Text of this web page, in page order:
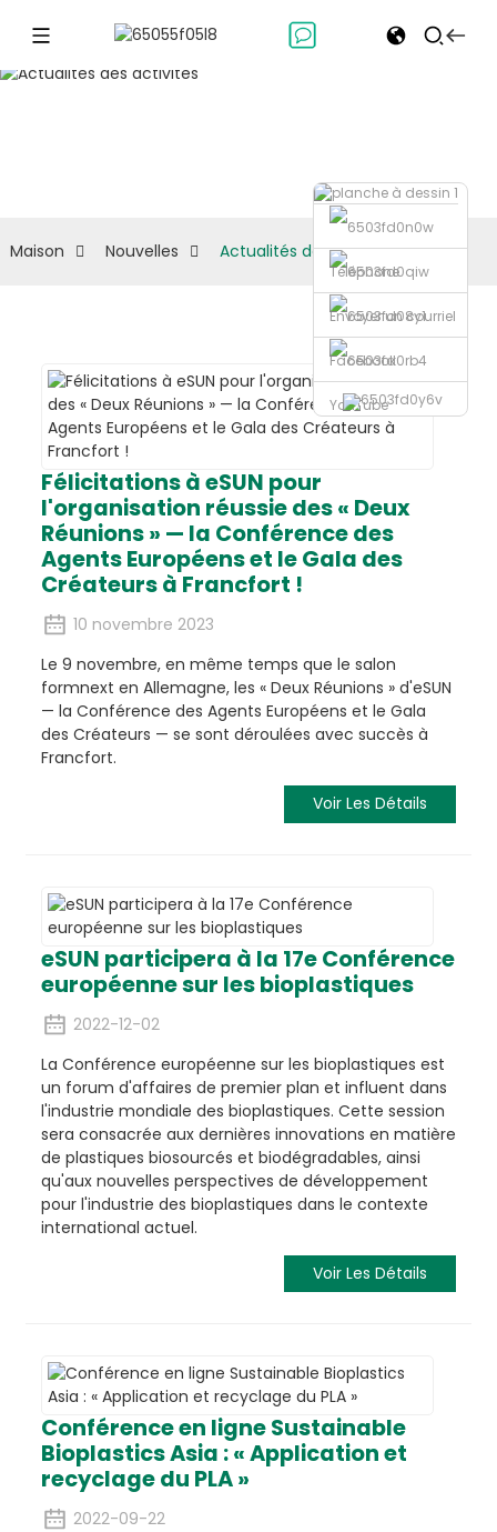
Téléphone
Envoyer un courriel
Facebook
YouTube
Maison Nouvelles Actualités des activités
Félicitations à eSUN pour
l'organisation réussie des « Deux
Réunions » — la Conférence des
Agents Européens et le Gala des
Créateurs à Francfort !
10 novembre 2023
Le 9 novembre, en même temps que le salon
formnext en Allemagne, les « Deux Réunions » d'eSUN
— la Conférence des Agents Européens et le Gala
des Créateurs — se sont déroulées avec succès à
Francfort.
Voir Les Détails
eSUN participera à la 17e Conférence
européenne sur les bioplastiques
2022-12-02
La Conférence européenne sur les bioplastiques est
un forum d'affaires de premier plan et influent dans
l'industrie mondiale des bioplastiques. Cette session
sera consacrée aux dernières innovations en matière
de plastiques biosourcés et biodégradables, ainsi
qu'aux nouvelles perspectives de développement
pour l'industrie des bioplastiques dans le contexte
international actuel.
Voir Les Détails
Conférence en ligne Sustainable
Bioplastics Asia : « Application et
recyclage du PLA »
2022-09-22